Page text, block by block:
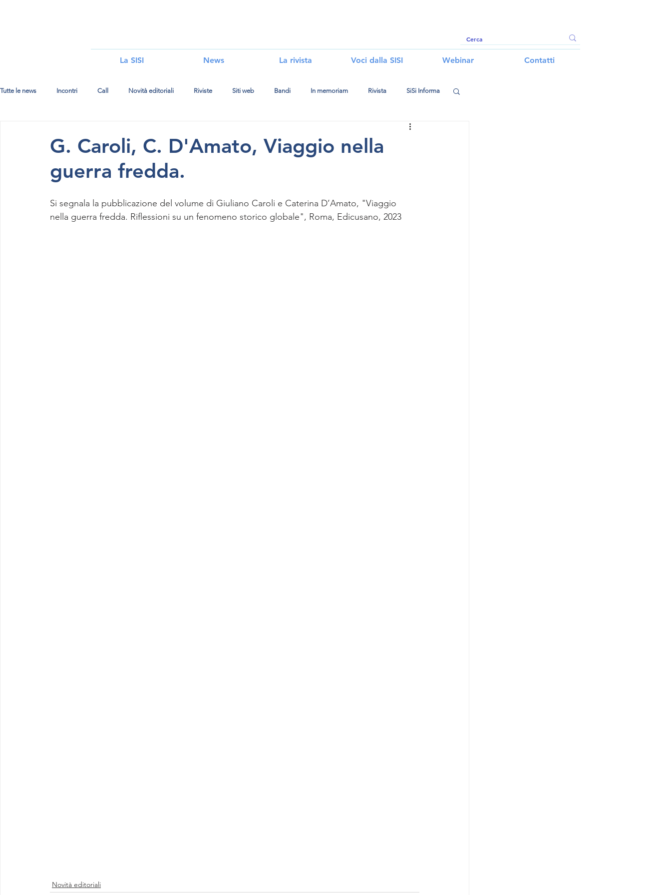
i i
La SISI News La rivista Voci dalla SISI Webinar Contatti
Tutte le news Incontri Call Novità editoriali Riviste Siti web Bandi In memoriam Rivista SiSi Informa
G. Caroli, C. D'Amato, Viaggio nella
guerra fredda.
Si segnala la pubblicazione del volume di Giuliano Caroli e Caterina D’Amato, "Viaggio
nella guerra fredda. Riflessioni su un fenomeno storico globale", Roma, Edicusano, 2023
Novità editoriali